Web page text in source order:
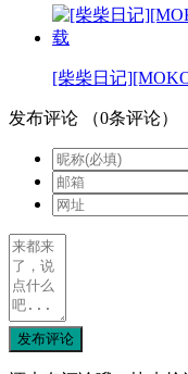
[柴柴日记
发布评论 （0条评论）
发布评论